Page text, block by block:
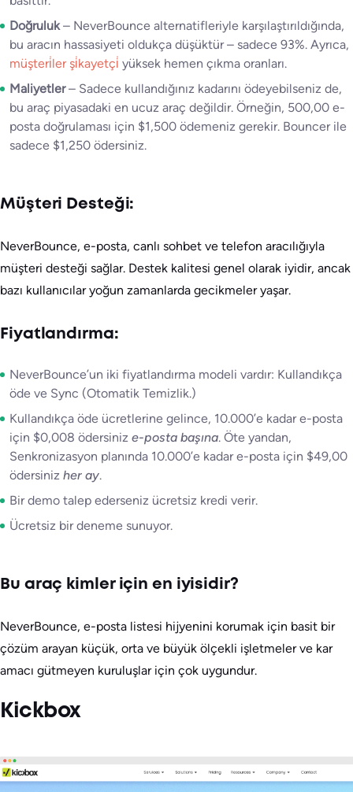
Doğruluk– NeverBounce alternatifleriyle karşılaştırıldığında,
bu aracın hassasiyeti oldukça düşüktür – sadece 93%. Ayrıca,
müşteri̇ler şi̇kayetçi̇ yüksek hemen çıkma oranları.
Maliyetler– Sadece kullandığınız kadarını ödeyebilseniz de,
bu araç piyasadaki en ucuz araç değildir. Örneğin, 500,00 e-
posta doğrulaması için $1,500 ödemeniz gerekir. Bouncer ile
sadece $1,250 ödersiniz.
Müşteri Desteği:
NeverBounce, e-posta, canlı sohbet ve telefon aracılığıyla
müşteri desteği sağlar. Destek kalitesi genel olarak iyidir, ancak
bazı kullanıcılar yoğun zamanlarda gecikmeler yaşar.
Fiyatlandırma:
NeverBounce’un iki fiyatlandırma modeli vardır: Kullandıkça
öde ve Sync (Otomatik Temizlik.)
Kullandıkça öde ücretlerine gelince, 10.000’e kadar e-posta
için $0,008 ödersiniz e-posta başına. Öte yandan,
Senkronizasyon planında 10.000’e kadar e-posta için $49,00
ödersiniz her ay.
Bir demo talep ederseniz ücretsiz kredi verir.
Ücretsiz bir deneme sunuyor.
Bu araç kimler için en iyisidir?
NeverBounce, e-posta listesi hijyenini korumak için basit bir
çözüm arayan küçük, orta ve büyük ölçekli işletmeler ve kar
amacı gütmeyen kuruluşlar için çok uygundur.
Kickbox